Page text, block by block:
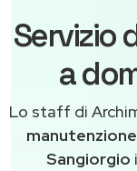
Servizio
a
Lo staff di
Sangiorgio